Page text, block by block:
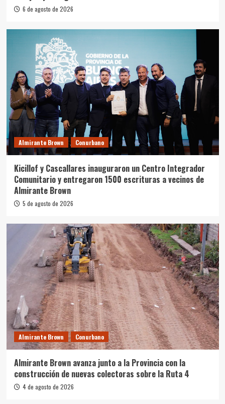
6 de agosto de 2026
Almirante Brown Conurbano
Kicillof y Cascallares inauguraron un Centro Integrador
Comunitario y entregaron 1500 escrituras a vecinos de
Almirante Brown
5 de agosto de 2026
Almirante Brown Conurbano
Almirante Brown avanza junto a la Provincia con la
construcción de nuevas colectoras sobre la Ruta 4
4 de agosto de 2026